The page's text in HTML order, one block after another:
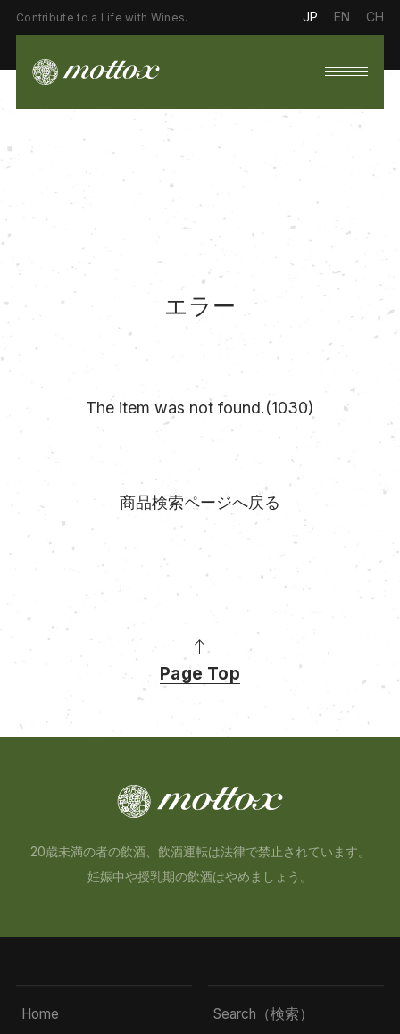
Contribute to a Life with Wines. JP EN CH
エラー
The item was not found.(1030)
商品検索ページへ戻る
Page Top
20歳未満の者の飲酒、飲酒運転は法律で禁止されています。
妊娠中や授乳期の飲酒はやめましょう。
Home
Search（検索）